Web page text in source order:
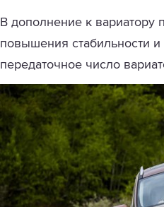
В дополнение к вариатору
повышения стабильности
передаточное число